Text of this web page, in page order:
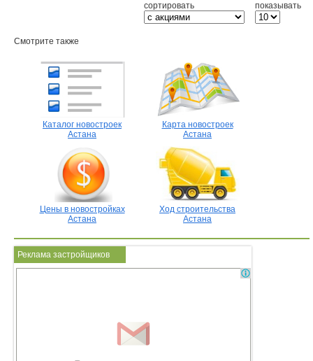
сортировать показывать
Смотрите также
Каталог новостроек
Астана
Карта новостроек
Астана
Цены в новостройках
Астана
Ход строительства
Астана
Реклама застройщиков